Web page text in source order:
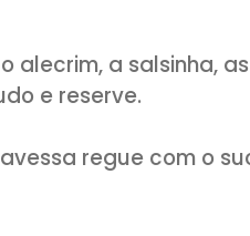
assado a carne
suco de laranja